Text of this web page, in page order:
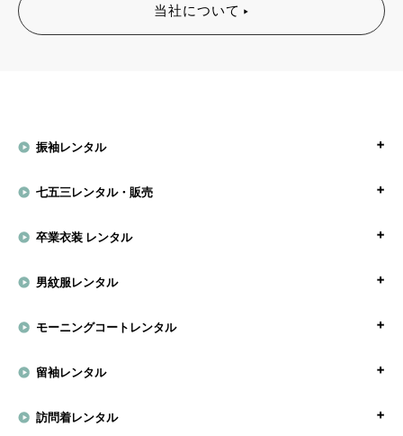
当社について
振袖レンタル
七五三レンタル・販売
卒業衣装 レンタル
男紋服レンタル
モーニングコートレンタル
留袖レンタル
訪問着レンタル